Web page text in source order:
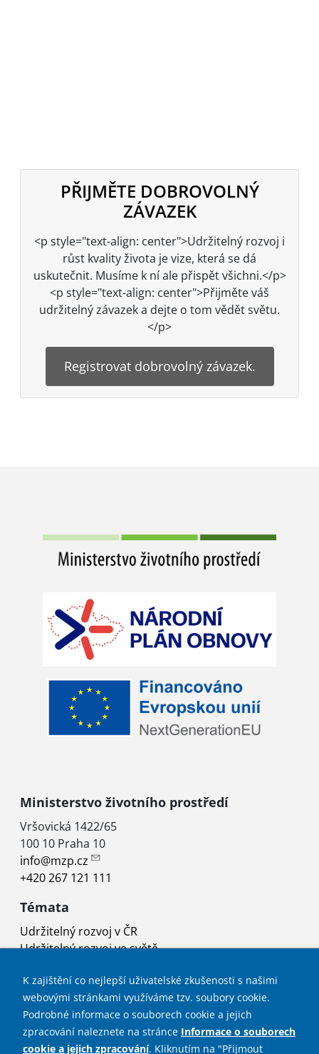
PŘIJMĚTE DOBROVOLNÝ
ZÁVAZEK
<p style="text-align: center">Udržitelný rozvoj i
růst kvality života je vize, která se dá
uskutečnit. Musíme k ní ale přispět všichni.</p>
<p style="text-align: center">Přijměte váš
udržitelný závazek a dejte o tom vědět světu.
</p>
Registrovat dobrovolný závazek.
Ministerstvo životního prostředí
Vršovická 1422/65
100 10 Praha 10
info@mzp.cz
+420 267 121 111
Témata
Udržitelný rozvoj v ČR
Udržitelný rozvoj ve světě
Projekty
Užitečné odkazy
Mapa stránek
K zajištění co nejlepší uživatelské zkušenosti s našimi
webovými stránkami využíváme tzv. soubory cookie.
Podrobné informace o souborech cookie a jejich
zpracování naleznete na stránce Informace o souborech
cookie a jejich zpracování. Kliknutím na "Přijmout